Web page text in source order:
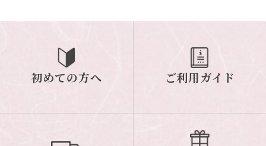
初めての方へ ご利用ガイド